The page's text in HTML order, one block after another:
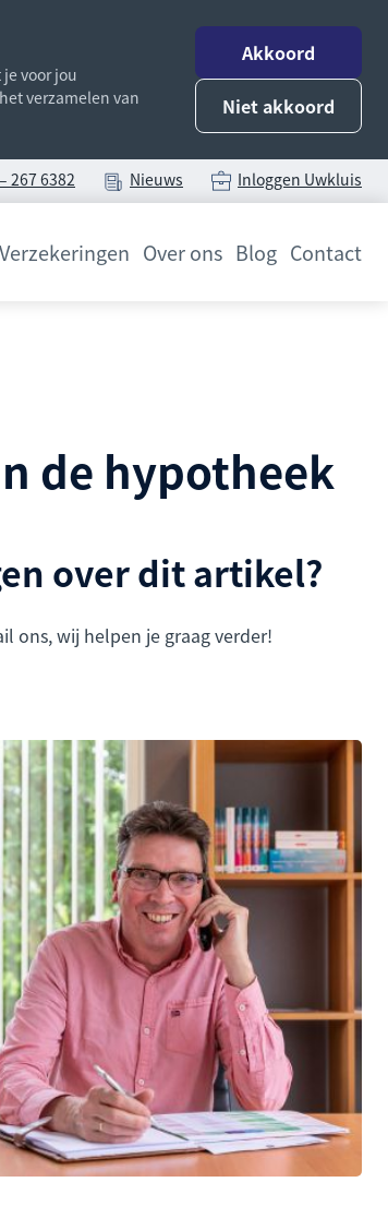
voor jou
verzamelen van
Akkoord
Niet akkoord
267 6382 Nieuws Inloggen Uwkluis
Verzekeringen Over ons Blog Contact
de hypotheek
over dit artikel?
ons, wij helpen je graag verder!